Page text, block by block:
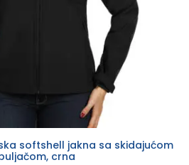
softshell jakna sa skidajućom
crna